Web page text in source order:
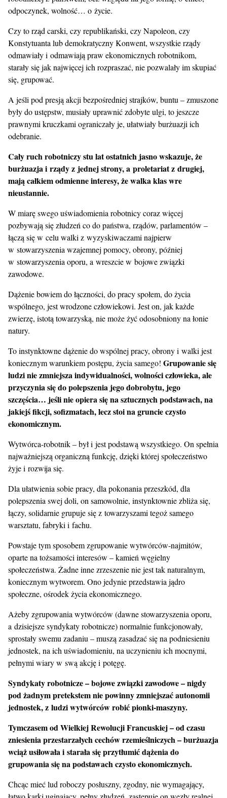
odpoczynek, wolność… o życie.
Czy to rząd carski, czy republikański, czy Napoleon, czy
Konstytuanta lub demokratyczny Konwent, wszystkie rządy
odmawiały i odmawiają praw ekonomicznych robotnikom,
starały się jak najwięcej ich rozpraszać, nie pozwalały im skupiać
się, grupować.
A jeśli pod presją akcji bezpośredniej strajków, buntu – zmuszone
były do ustępstw, musiały uprawnić zdobyte ulgi, to jeszcze
prawnymi kruczkami ograniczały je, ułatwiały burżuazji ich
odebranie.
Cały ruch robotniczy stu lat ostatnich jasno wskazuje, że
burżuazja i rządy z jednej strony, a proletariat z drugiej,
mają całkiem odmienne interesy, że walka klas wre
nieustannie.
W miarę swego uświadomienia robotnicy coraz więcej
pozbywają się złudzeń co do państwa, rządów, parlamentów –
łączą się w celu walki z wyzyskiwaczami najpierw
w stowarzyszenia wzajemnej pomocy, obrony, później
w stowarzyszenia oporu, a wreszcie w bojowe związki
zawodowe.
Dążenie bowiem do łączności, do pracy społem, do życia
wspólnego, jest wrodzone człowiekowi. Jest on, jak każde
zwierzę, istotą towarzyską, nie może żyć odosobniony na łonie
natury.
To instynktowne dążenie do wspólnej pracy, obrony i walki jest
koniecznym warunkiem postępu, życia samego! Grupowanie się
ludzi nie zmniejsza indywidualności, wolności człowieka, ale
przyczynia się do polepszenia jego dobrobytu, jego
szczęścia… jeśli nie opiera się na sztucznych podstawach, nа
jakiejś fikcji, sofizmatach, lecz stoi na gruncie czysto
ekonomicznym.
Wytwórca-robotnik – był i jest podstawą wszystkiego. On spełnia
najważniejszą organiczną funkcję, dzięki której społeczeństwo
żyje i rozwija się.
Dla ułatwienia sobie pracy, dla pokonania przeszkód, dla
polepszenia swej doli, on samowolnie, instynktownie zbliża się,
łączy, solidarnie grupuje się z towarzyszami tegoż samego
warsztatu, fabryki i fachu.
Powstaje tym sposobem zgrupowanie wytwórców-najmitów,
oparte na tożsamości interesów – kamień węgielny
społeczeństwa. Żadne inne zrzeszenie nie jest tak naturalnym,
koniecznym wytworem. Ono jedynie przedstawia jądro
społeczne, ośrodek życia ekonomicznego.
Ażeby zgrupowania wytwórców (dawne stowarzyszenia oporu,
a dzisiejsze syndykaty robotnicze) normalnie funkcjonowały,
sprostały swemu zadaniu – muszą zasadzać się na podniesieniu
jednostek, na ich uświadomieniu, na uczynieniu ich mocnymi,
pełnymi wiary w swą akcję i potęgę.
Syndykaty robotnicze – bojowe związki zawodowe – nigdy
pod żadnym pretekstem nie powinny zmniejszać autonomii
jednostek, z ludzi wytwórców robić pionki-maszyny.
Tymczasem od Wielkiej Rewolucji Francuskiej – od czasu
zniesienia przestarzałych cechów rzemieślniczych – burżuazja
wciąż usiłowała i starała się przytłumić dążenia do
grupowania się na podstawach czysto ekonomicznych.
Chcąc mieć lud roboczy posłuszny, zgodny, nie wymagający,